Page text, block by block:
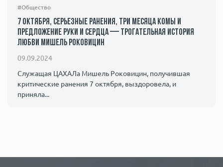
#Общество
7 октября, серьезные ранения, три месяца комы и
предложение руки и сердца — трогательная история
любви Мишель Роковицин
09.09.2024
Служащая ЦАХАЛа Мишель Роковицин, получившая
критические ранения 7 октября, выздоровела, и
приняла...